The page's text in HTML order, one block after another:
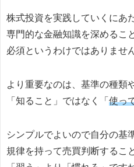
株式投資を実践していくにあ
専門的な金融知識を深めるこ
必須というわけではありません
より重要なのは、基準の種類
「知ること」ではなく「 使っ
シンプルでよいので自分の基
規律を持って売買判断するこ